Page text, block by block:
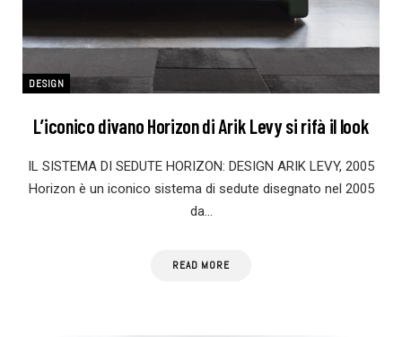
DESIGN
L’iconico divano Horizon di Arik Levy si rifà il look
IL SISTEMA DI SEDUTE HORIZON: DESIGN ARIK LEVY, 2005
Horizon è un iconico sistema di sedute disegnato nel 2005
da…
READ MORE